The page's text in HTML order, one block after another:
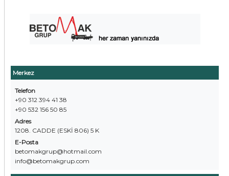
Merkez
Telefon
+90 312 394 41 38
+90 532 156 50 85
Adres
1208. CADDE (ESKİ 806) 5 K
E-Posta
betomakgrup@hotmail.com
info@betomakgrup.com